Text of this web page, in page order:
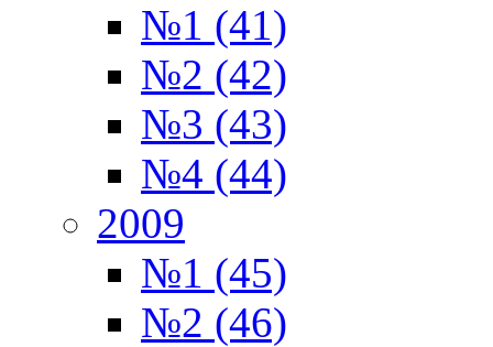
№1 (41)
№2 (42)
№3 (43)
№4 (44)
2009
№1 (45)
№2 (46)